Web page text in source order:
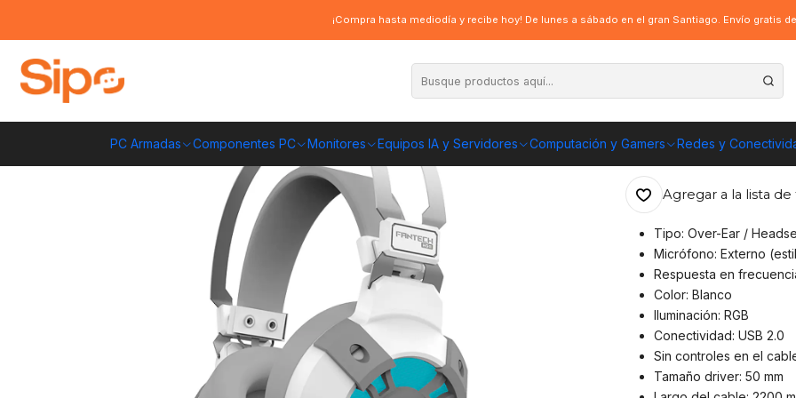
PC Armadas Componentes PC Monitores Equipos IA y Servidores Computación y Gamers Redes y
¡Compra hasta mediodía y recibe hoy! De lunes a sábado en el gran Santiago. Envío gratis
Audífono Gamer Fantech HG11 Captain 7.1 Gaming RGB, Space Ed
Audífono
RGB, Space Ed
ENVÍO GRATIS A
Agregar a la lista de
Tipo: Over-Ear /
Micrófono: Externo
Respuesta en
Color: Blanco
Iluminación: RGB
Conectividad: USB 2.0
Sin controles en el
Tamaño driver: 50 mm